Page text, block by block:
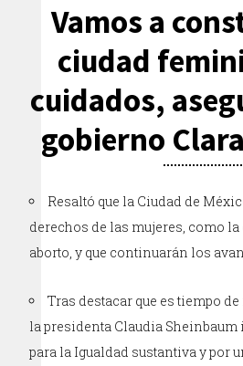
Vamos a
ciudad
cuidados,
gobierno
Resaltó que la Ciudad de
derechos de las mujeres, como
aborto, y que continuarán los
Tras destacar que es tiempo
la presidenta Claudia
para la Igualdad sustantiva y por